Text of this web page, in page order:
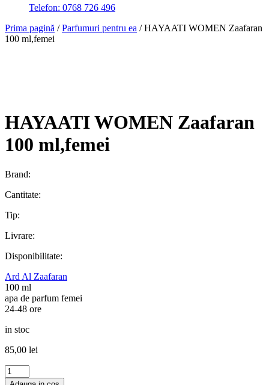
Telefon: 0768 726 496
Prima pagină /Parfumuri pentru ea / HAYAATI WOMEN Zaafaran
100 ml,femei
HAYAATI WOMEN Zaafaran
100 ml,femei
Brand:
Cantitate:
Tip:
Livrare:
Disponibilitate:
Ard Al Zaafaran
100 ml
apa de parfum femei
24-48 ore
in stoc
85,00 lei
Cantitate
OLIVIA